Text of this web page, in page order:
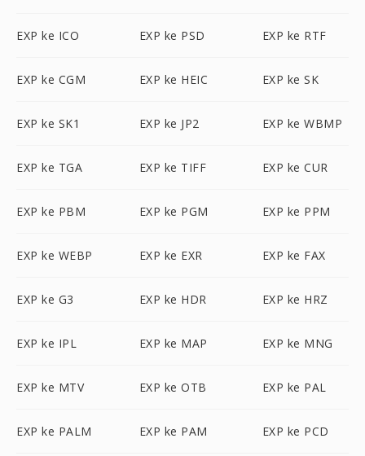
EXP ke ICO EXP ke PSD EXP ke RTF
EXP ke CGM EXP ke HEIC EXP ke SK
EXP ke SK1 EXP ke JP2 EXP ke WBMP
EXP ke TGA EXP ke TIFF EXP ke CUR
EXP ke PBM EXP ke PGM EXP ke PPM
EXP ke WEBP EXP ke EXR EXP ke FAX
EXP ke G3 EXP ke HDR EXP ke HRZ
EXP ke IPL EXP ke MAP EXP ke MNG
EXP ke MTV EXP ke OTB EXP ke PAL
EXP ke PALM EXP ke PAM EXP ke PCD